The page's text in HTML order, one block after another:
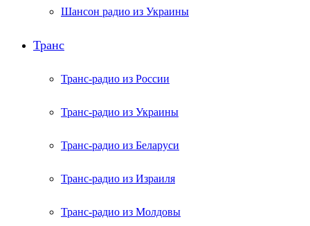
Шансон радио из Украины
Транс
Транс-радио из России
Транс-радио из Украины
Транс-радио из Беларуси
Транс-радио из Израиля
Транс-радио из Молдовы